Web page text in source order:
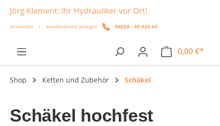
springen
Jörg Klement: Ihr Hydrauliker vor Ort!
Anmelden | Kundenkonto anlegen 06028 - 40 625 62
0,00 €*
Shop Ketten und Zubehör Schäkel
Schäkel hochfest